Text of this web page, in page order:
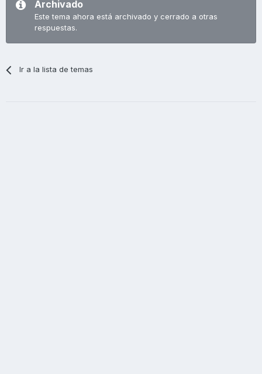
Archivado
Este tema ahora está archivado y cerrado a otras
respuestas.
Ir a la lista de temas